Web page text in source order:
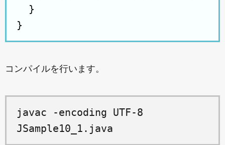
  }
コンパイルを行います。
javac -encoding UTF-8
JSample10_1.java